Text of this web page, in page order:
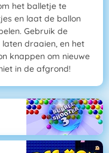
het balletje te
en laat de ballon
Gebruik de
draaien, en het
knappen om nieuwe
in de afgrond!